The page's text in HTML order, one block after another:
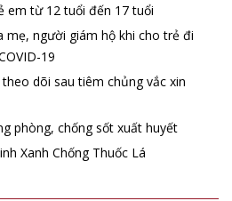
em từ 12 tuổi đến 17 tuổi
mẹ, người giám hộ khi cho trẻ đi
19
dõi sau tiêm chủng vắc xin
phòng, chống sốt xuất huyết
Xanh Chống Thuốc Lá